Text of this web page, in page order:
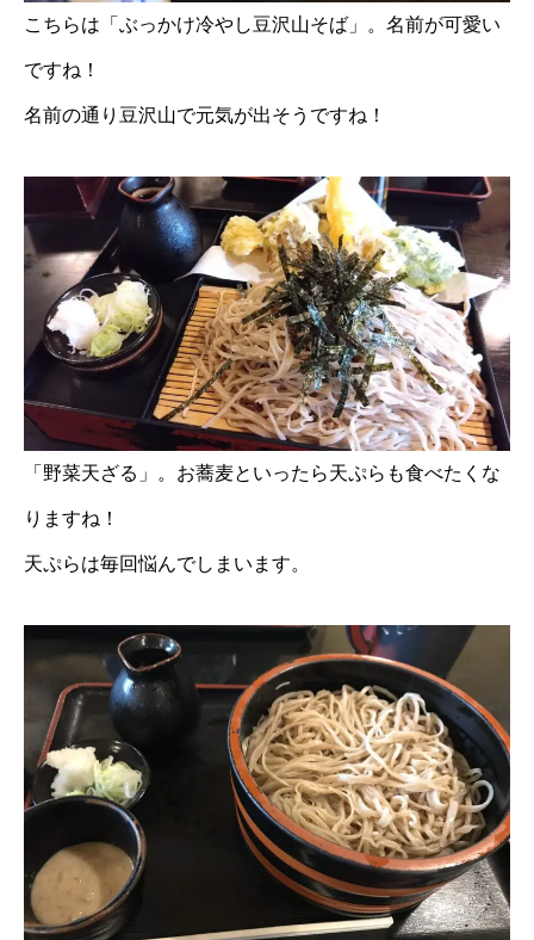
こちらは「ぶっかけ冷やし豆沢山そば」。名前が可愛い
ですね！
名前の通り豆沢山で元気が出そうですね！
「野菜天ざる」。お蕎麦といったら天ぷらも食べたくな
りますね！
天ぷらは毎回悩んでしまいます。